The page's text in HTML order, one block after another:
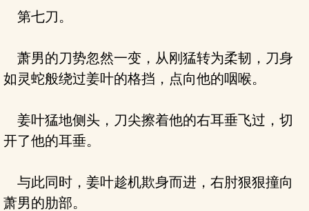
第七刀。
萧男的刀势忽然一变，从刚猛转为柔韧，刀身
如灵蛇般绕过姜叶的格挡，点向他的咽喉。
姜叶猛地侧头，刀尖擦着他的右耳垂飞过，切
开了他的耳垂。
与此同时，姜叶趁机欺身而进，右肘狠狠撞向
萧男的肋部。